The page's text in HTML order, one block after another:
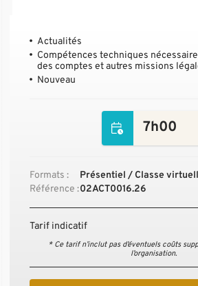
Actualités
Compétences techniques
des comptes et autres missions
Nouveau
7h00
Formats :
Présentiel / Classe
Référence :02ACT0016.26
Tarif indicatif
* Ce tarif n’inclut pas d’éventuels coûts
l’organisation.